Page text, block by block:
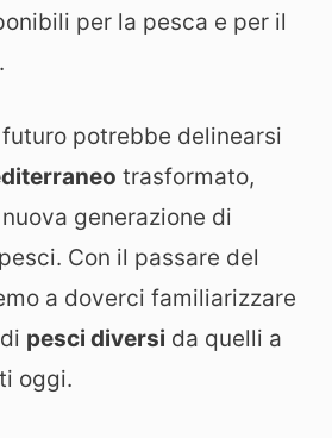
per la pesca e per il
potrebbe delinearsi
trasformato,
generazione di
Con il passare del
a doverci familiarizzare
pesci diversi da quelli a
oggi.